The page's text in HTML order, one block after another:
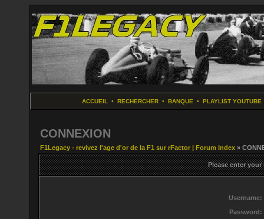
ACCUEIL • RECHERCHER• BANQUE • PLAYLIST YOUTUBE
CONNEXION
F1Legacy - revivez l'age d'or de la F1 sur rFactor | Forum Index »
Please enter
Username:
Password: